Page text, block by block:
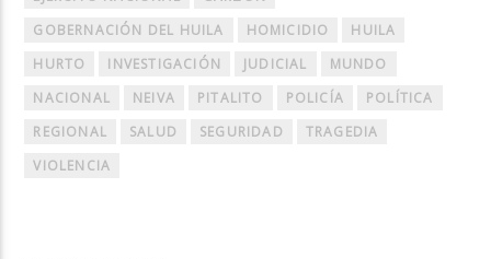
GOBERNACIÓN DEL HUILA
HOMICIDIO
HUILA
HURTO
INVESTIGACIÓN JUDICIAL
MUNDO
NACIONAL
NEIVA PITALITO POLICÍA
POLÍTICA
REGIONAL
SALUD SEGURIDAD
TRAGEDIA
VIOLENCIA